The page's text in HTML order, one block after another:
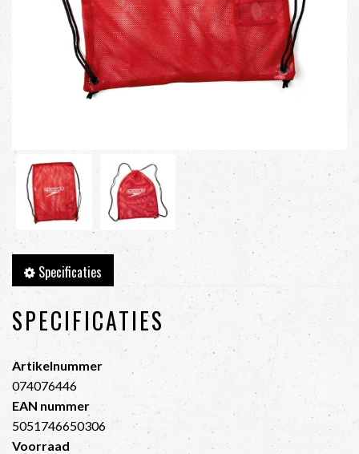
Specificaties
SPECIFICATIES
Artikelnummer
074076446
EAN nummer
5051746650306
Voorraad